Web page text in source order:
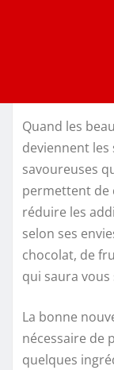
Quand les
deviennent les
savoureuses
permettent de
réduire les
selon ses
chocolat, de
qui saura vous
La bonne
nécessaire de
quelques